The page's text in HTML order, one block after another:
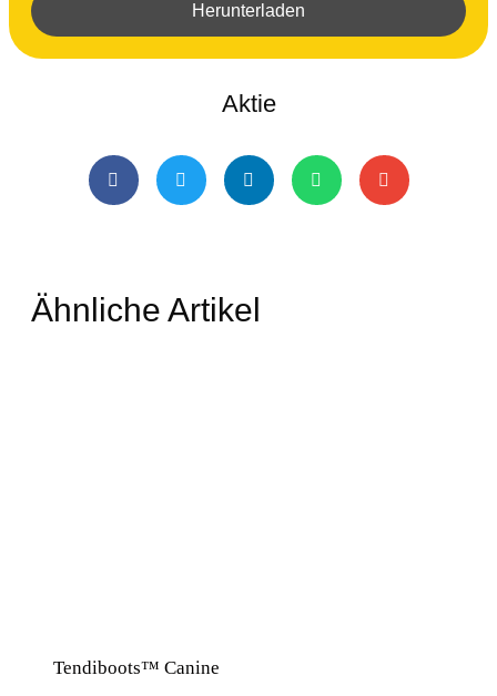
Herunterladen
Aktie
Ähnliche Artikel
Tendiboots™ Canine